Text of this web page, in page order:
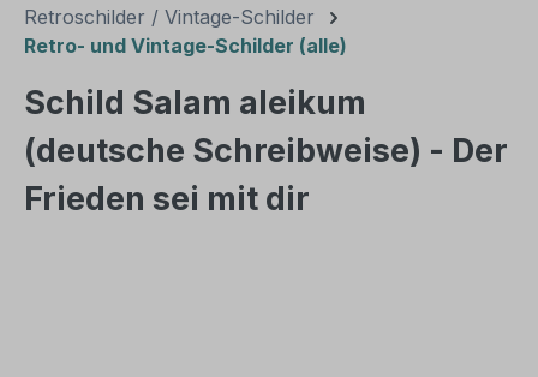
Retroschilder / Vintage-Schilder
Retro- und Vintage-Schilder (alle)
Schild Salam aleikum
(deutsche Schreibweise) - Der
Frieden sei mit dir